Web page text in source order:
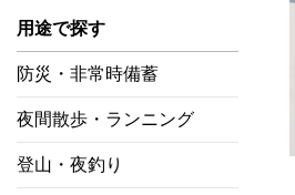
用途で探す
防災・非常時備蓄
夜間散歩・ランニング
登山・夜釣り